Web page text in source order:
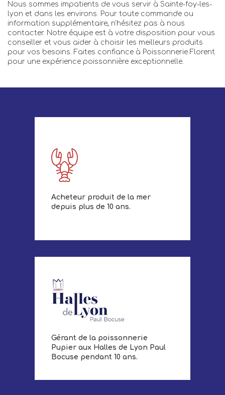
Nous sommes impatients de vous servir à Sainte-foy-les-
lyon et dans les environs. Pour toute commande ou
information supplémentaire, n'hésitez pas à nous
contacter. Notre équipe est à votre disposition pour vous
conseiller et vous aider à choisir les meilleurs produits
pour vos besoins. Faites confiance à Poissonnerie Florent
pour une expérience poissonnière exceptionnelle.
Acheteur produit de la mer
depuis plus de 10 ans.
Gérant de la poissonnerie
Pupier aux Halles de Lyon Paul
Bocuse pendant 10 ans.